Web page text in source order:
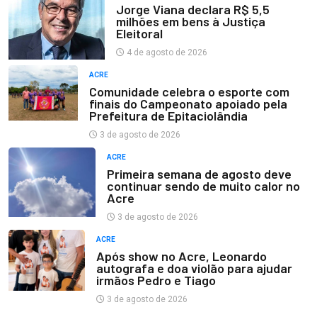
Jorge Viana declara R$ 5,5
milhões em bens à Justiça
Eleitoral
4 de agosto de 2026
ACRE
Comunidade celebra o esporte com
finais do Campeonato apoiado pela
Prefeitura de Epitaciolândia
3 de agosto de 2026
ACRE
Primeira semana de agosto deve
continuar sendo de muito calor no
Acre
3 de agosto de 2026
ACRE
Após show no Acre, Leonardo
autografa e doa violão para ajudar
irmãos Pedro e Tiago
3 de agosto de 2026